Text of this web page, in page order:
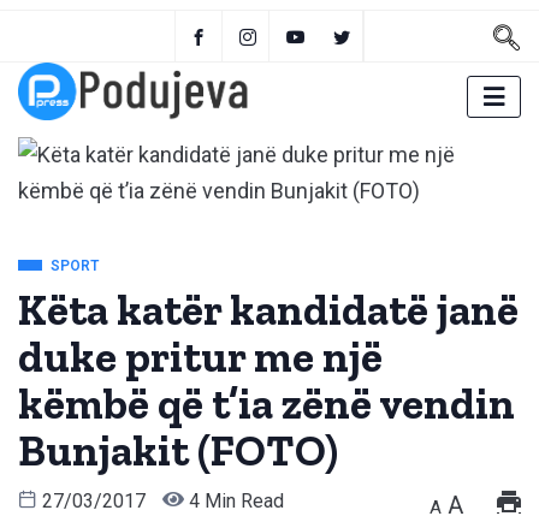
SPORT
Këta katër kandidatë janë
duke pritur me një
këmbë që t’ia zënë vendin
Bunjakit (FOTO)
27/03/2017 4 Min Read A A